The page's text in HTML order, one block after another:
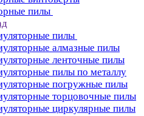
пилы
пилы
алмазные пилы
ленточные пилы
пилы по металлу
погружные пилы
торцовочные пилы
циркулярные пилы